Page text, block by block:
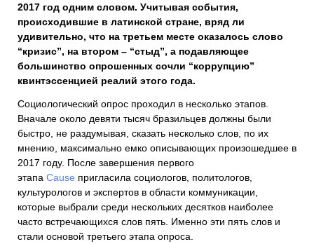
2017 год одним словом. Учитывая события,
происходившие в латинской стране, вряд ли
удивительно, что на третьем месте оказалось слово
“кризис”, на втором – “стыд”, а подавляющее
большинство опрошенных сочли “коррупцию”
квинтэссенцией реалий этого года.
Социологический опрос проходил в несколько этапов.
Вначале около девяти тысяч бразильцев должны были
быстро, не раздумывая, сказать несколько слов, по их
мнению, максимально емко описывающих произошедшее в
2017 году. После завершения первого
этапа Cause пригласила социологов, политологов,
культурологов и экспертов в области коммуникации,
которые выбрали среди нескольких десятков наиболее
часто встречающихся слов пять. Именно эти пять слов и
стали основой третьего этапа опроса.